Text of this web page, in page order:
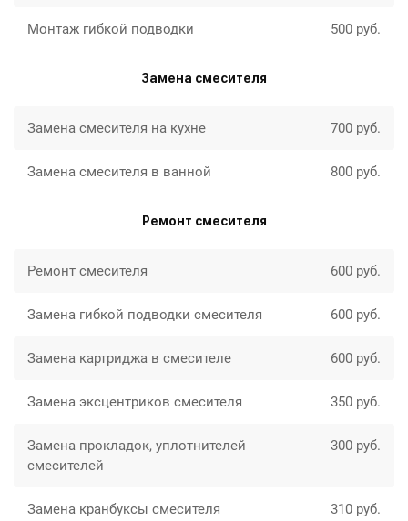
Монтаж гибкой подводки 500 руб.
Замена смесителя
Замена смесителя на кухне 700 руб.
Замена смесителя в ванной 800 руб.
Ремонт смесителя
Ремонт смесителя 600 руб.
Замена гибкой подводки смесителя 600 руб.
Замена картриджа в смесителе 600 руб.
Замена эксцентриков смесителя 350 руб.
Замена прокладок, уплотнителей
смесителей
300 руб.
Замена кранбуксы смесителя 310 руб.